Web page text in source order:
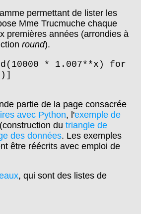
permettant de lister les
Mme Trucmuche chaque
premières années (arrondies à
round).
* 1.007**x) for
partie de la page consacrée
avec Python, l'exemple de
(construction dutriangle de
des données. Les exemples
être réécrits avec emploi de
, qui sont des listes de